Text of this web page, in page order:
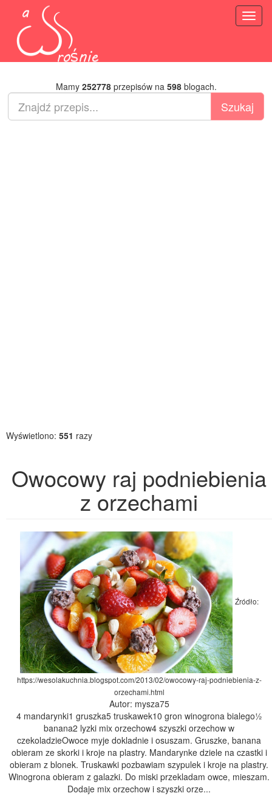
Mamy 252778przepisów na 598blogach.
Wyświetlono: 551 razy
Owocowy raj podniebienia
z orzechami
Źródło:
https://wesolakuchnia.blogspot.com/2013/02/owocowy-raj-podniebienia-z-
orzechami.html
Autor: mysza75
4 mandarynki1 gruszka5 truskawek10 gron winogrona bialego½
banana2 lyzki mix orzechow4 szyszki orzechow w
czekoladzieOwoce myje dokladnie i osuszam. Gruszke, banana
obieram ze skorki i kroje na plastry. Mandarynke dziele na czastki i
obieram z blonek. Truskawki pozbawiam szypulek i kroje na plastry.
Winogrona obieram z galazki. Do miski przekladam owce, mieszam.
Dodaje mix orzechow i szyszki orze...